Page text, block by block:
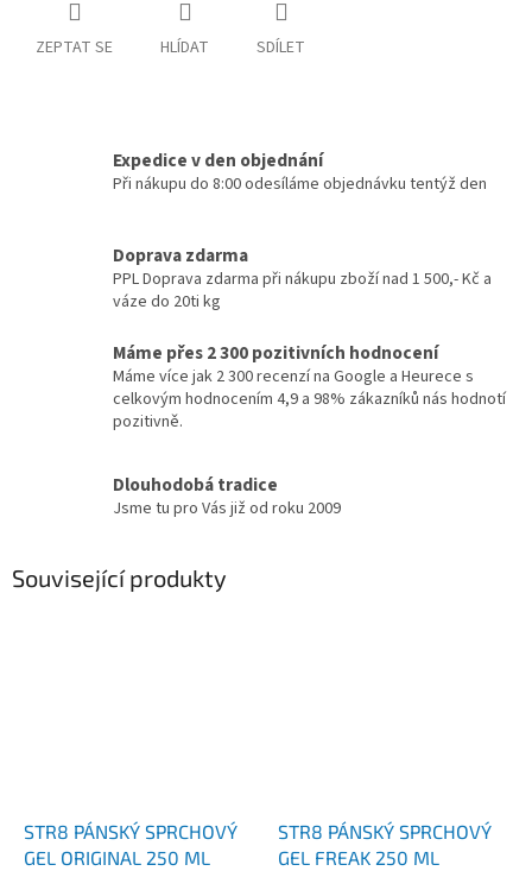
ZEPTAT SE HLÍDAT SDÍLET
Expedice v den objednání
Při nákupu do 8:00 odesíláme objednávku tentýž den
Doprava zdarma
PPL Doprava zdarma při nákupu zboží nad 1 500,- Kč a
váze do 20ti kg
Máme přes 2 300 pozitivních hodnocení
Máme více jak 2 300 recenzí na Google a Heurece s
celkovým hodnocením 4,9 a 98% zákazníků nás hodnotí
pozitivně.
Dlouhodobá tradice
Jsme tu pro Vás již od roku 2009
Související produkty
STR8 PÁNSKÝ SPRCHOVÝ
GEL ORIGINAL 250 ML
STR8 PÁNSKÝ SPRCHOVÝ
GEL FREAK 250 ML